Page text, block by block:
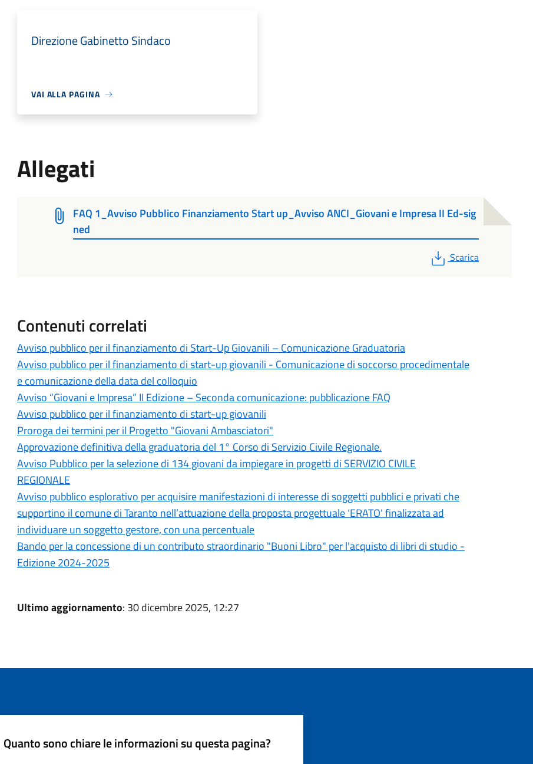
Direzione Gabinetto Sindaco
VAI ALLA PAGINA
Allegati
FAQ 1_Avviso Pubblico Finanziamento Start up_Avviso ANCI_Giovani e Impresa II Ed-sig
ned
PDF
Scarica
Contenuti correlati
Avviso pubblico per il finanziamento di Start-Up Giovanili – Comunicazione Graduatoria
Avviso pubblico per il finanziamento di start-up giovanili - Comunicazione di soccorso procedimentale
e comunicazione della data del colloquio
Avviso “Giovani e Impresa” II Edizione – Seconda comunicazione: pubblicazione FAQ
Avviso pubblico per il finanziamento di start-up giovanili
Proroga dei termini per il Progetto "Giovani Ambasciatori"
Approvazione definitiva della graduatoria del 1° Corso di Servizio Civile Regionale.
Avviso Pubblico per la selezione di 134 giovani da impiegare in progetti di SERVIZIO CIVILE
REGIONALE
Avviso pubblico esplorativo per acquisire manifestazioni di interesse di soggetti pubblici e privati che
supportino il comune di Taranto nell’attuazione della proposta progettuale ‘ERATO’ finalizzata ad
individuare un soggetto gestore, con una percentuale
Bando per la concessione di un contributo straordinario "Buoni Libro" per l’acquisto di libri di studio -
Edizione 2024-2025
Ultimo aggiornamento: 30 dicembre 2025, 12:27
Quanto sono chiare le informazioni su questa pagina?